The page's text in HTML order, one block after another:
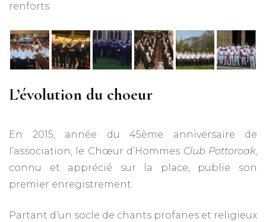
renforts.
L’évolution du choeur
En 2015, année du 45ème anniversaire de
l’association, le Chœur d’Hommes Club Pottoroak,
connu et apprécié sur la place, publie son
premier enregistrement.
Partant d’un socle de chants profanes et religieux